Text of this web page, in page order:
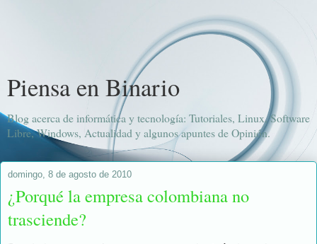
Piensa en Binario
Blog acerca de informática y tecnología: Tutoriales, Linux, Software
Libre, Windows, Actualidad y algunos apuntes de Opinión.
domingo, 8 de agosto de 2010
¿Porqué la empresa colombiana no
trasciende?